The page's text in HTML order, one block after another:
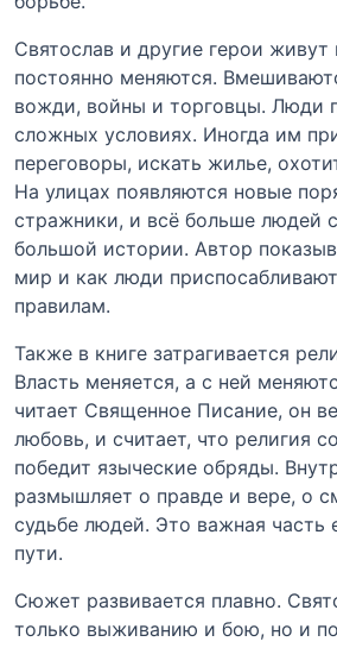
Святослав и другие герои
постоянно меняются.
вожди, войны и торговцы. Люди
сложных условиях. Иногда им
переговоры, искать жилье,
На улицах появляются новые
стражники, и всё больше людей
большой истории. Автор
мир и как люди
правилам.
Также в книге затрагивается
Власть меняется, а с ней
читает Священное Писание, он
любовь, и считает, что религия
победит языческие обряды.
размышляет о правде и вере, о
судьбе людей. Это важная часть
пути.
Сюжет развивается плавно.
только выживанию и бою, но и